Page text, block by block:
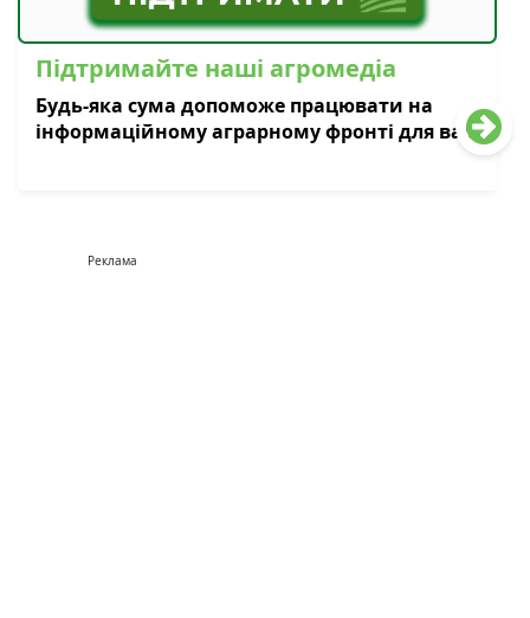
Підтримайте наші агромедіа
Будь-яка сума допоможе працювати на
інформаційному аграрному фронті для вас
Реклама